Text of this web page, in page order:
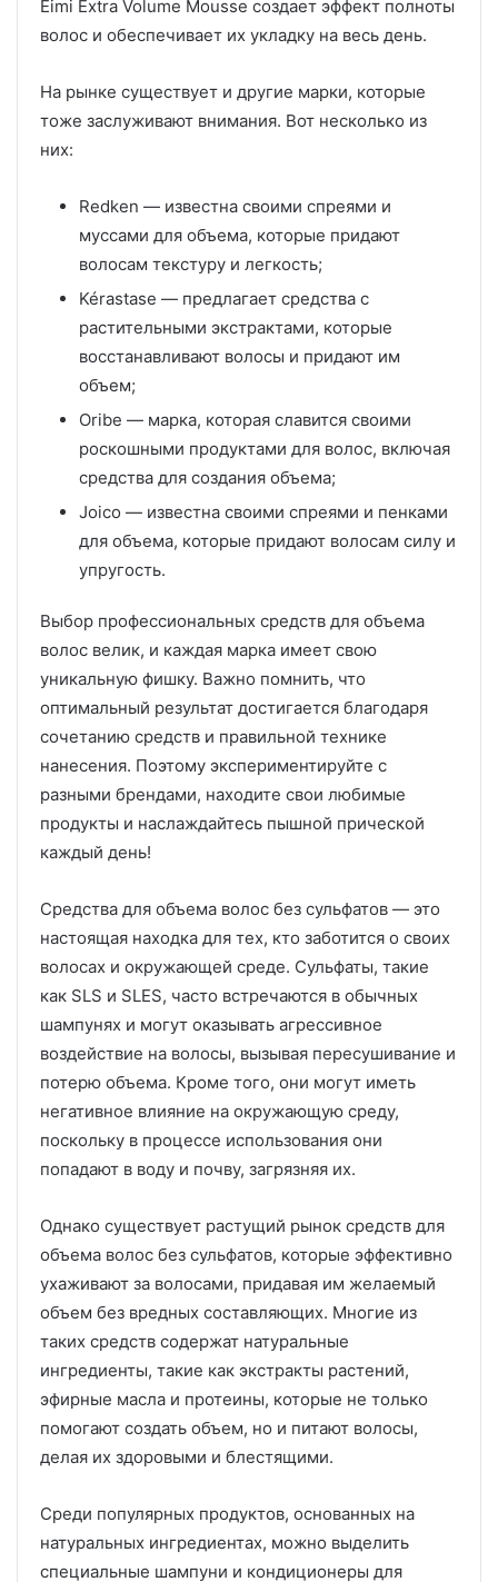
Eimi Extra Volume Mousse создает эффект полноты
волос и обеспечивает их укладку на весь день.
На рынке существует и другие марки, которые
тоже заслуживают внимания. Вот несколько из
них:
Redken — известна своими спреями и
муссами для объема, которые придают
волосам текстуру и легкость;
Kérastase — предлагает средства с
растительными экстрактами, которые
восстанавливают волосы и придают им
объем;
Oribe — марка, которая славится своими
роскошными продуктами для волос, включая
средства для создания объема;
Joico — известна своими спреями и пенками
для объема, которые придают волосам силу и
упругость.
Выбор профессиональных средств для объема
волос велик, и каждая марка имеет свою
уникальную фишку. Важно помнить, что
оптимальный результат достигается благодаря
сочетанию средств и правильной технике
нанесения. Поэтому экспериментируйте с
разными брендами, находите свои любимые
продукты и наслаждайтесь пышной прической
каждый день!
Средства для объема волос без сульфатов — это
настоящая находка для тех, кто заботится о своих
волосах и окружающей среде. Сульфаты, такие
как SLS и SLES, часто встречаются в обычных
шампунях и могут оказывать агрессивное
воздействие на волосы, вызывая пересушивание и
потерю объема. Кроме того, они могут иметь
негативное влияние на окружающую среду,
поскольку в процессе использования они
попадают в воду и почву, загрязняя их.
Однако существует растущий рынок средств для
объема волос без сульфатов, которые эффективно
ухаживают за волосами, придавая им желаемый
объем без вредных составляющих. Многие из
таких средств содержат натуральные
ингредиенты, такие как экстракты растений,
эфирные масла и протеины, которые не только
помогают создать объем, но и питают волосы,
делая их здоровыми и блестящими.
Среди популярных продуктов, основанных на
натуральных ингредиентах, можно выделить
специальные шампуни и кондиционеры для